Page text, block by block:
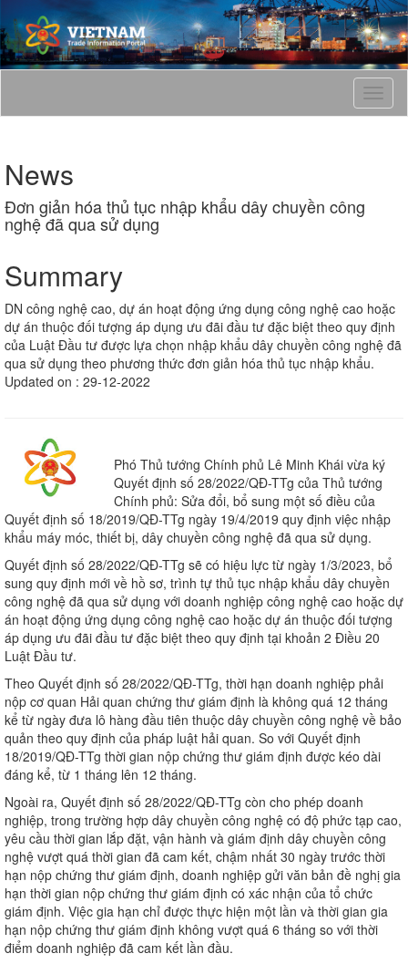
T
o
t
i
o
n
News
Đơn giản hóa thủ tục nhập khẩu dây chuyền công
nghệ đã qua sử dụng
Summary
DN công nghệ cao, dự án hoạt động ứng dụng công nghệ cao hoặc
dự án thuộc đối tượng áp dụng ưu đãi đầu tư đặc biệt theo quy định
của Luật Đầu tư được lựa chọn nhập khẩu dây chuyền công nghệ đã
qua sử dụng theo phương thức đơn giản hóa thủ tục nhập khẩu.
Updated on : 29-12-2022
Phó Thủ tướng Chính phủ Lê Minh Khái vừa ký
Quyết định số 28/2022/QĐ-TTg của Thủ tướng
Chính phủ: Sửa đổi, bổ sung một số điều của
Quyết định số 18/2019/QĐ-TTg ngày 19/4/2019 quy định việc nhập
khẩu máy móc, thiết bị, dây chuyền công nghệ đã qua sử dụng.
Quyết định số 28/2022/QĐ-TTg sẽ có hiệu lực từ ngày 1/3/2023, bổ
sung quy định mới về hồ sơ, trình tự thủ tục nhập khẩu dây chuyền
công nghệ đã qua sử dụng với doanh nghiệp công nghệ cao hoặc dự
án hoạt động ứng dụng công nghệ cao hoặc dự án thuộc đối tượng
áp dụng ưu đãi đầu tư đặc biệt theo quy định tại khoản 2 Điều 20
Luật Đầu tư.
Theo Quyết định số 28/2022/QĐ-TTg, thời hạn doanh nghiệp phải
nộp cơ quan Hải quan chứng thư giám định là không quá 12 tháng
kể từ ngày đưa lô hàng đầu tiên thuộc dây chuyền công nghệ về bảo
quản theo quy định của pháp luật hải quan. So với Quyết định
18/2019/QĐ-TTg thời gian nộp chứng thư giám định được kéo dài
đáng kể, từ 1 tháng lên 12 tháng.
Ngoài ra, Quyết định số 28/2022/QĐ-TTg còn cho phép doanh
nghiệp, trong trường hợp dây chuyền công nghệ có độ phức tạp cao,
yêu cầu thời gian lắp đặt, vận hành và giám định dây chuyền công
nghệ vượt quá thời gian đã cam kết, chậm nhất 30 ngày trước thời
hạn nộp chứng thư giám định, doanh nghiệp gửi văn bản đề nghị gia
hạn thời gian nộp chứng thư giám định có xác nhận của tổ chức
giám định. Việc gia hạn chỉ được thực hiện một lần và thời gian gia
hạn nộp chứng thư giám định không vượt quá 6 tháng so với thời
điểm doanh nghiệp đã cam kết lần đầu.